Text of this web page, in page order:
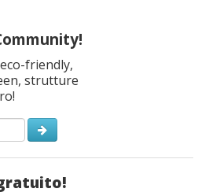
friendly,
strutture